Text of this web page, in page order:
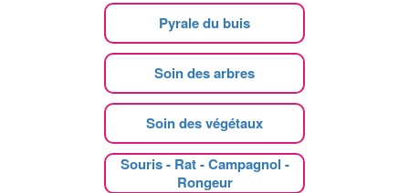
Pyrale du buis
Soin des arbres
Soin des végétaux
Souris - Rat - Campagnol -
Rongeur